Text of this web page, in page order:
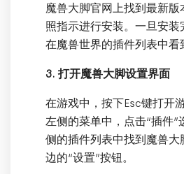
魔兽大脚官网上找到最新
照指示进行安装。一旦安装
在魔兽世界的插件列表中看
3. 打开魔兽大脚设置界面
在游戏中，按下Esc键打开
左侧的菜单中，点击“插件”
侧的插件列表中找到魔兽大
边的“设置”按钮。